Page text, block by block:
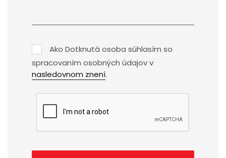
Ako Dotknutá osoba súhlasím so
spracovaním osobných údajov v
nasledovnom znení.